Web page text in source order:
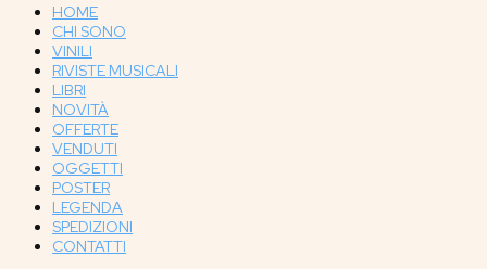
HOME
CHI SONO
VINILI
RIVISTE MUSICALI
LIBRI
NOVITÀ
OFFERTE
VENDUTI
OGGETTI
POSTER
LEGENDA
SPEDIZIONI
CONTATTI